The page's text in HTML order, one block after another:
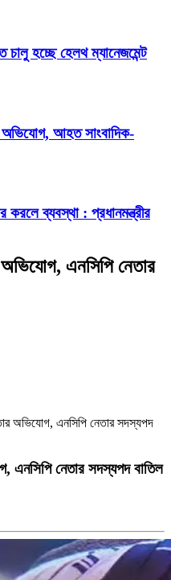
চালু হচ্ছে হেলথ ম্যানেজমেন্ট
অভিযোগ, আহত সাংবাদিক-
করলে ব্যবস্থা : প্রধানমন্ত্রীর
এনসিপি নেতার
অভিযোগ, এনসিপি নেতার সদস্যপদ
এনসিপি নেতার সদস্যপদ বাতিল